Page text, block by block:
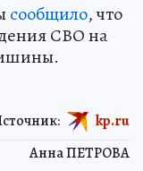
сообщило, что
СВО на
Анна ПЕТРОВА
kp.ru